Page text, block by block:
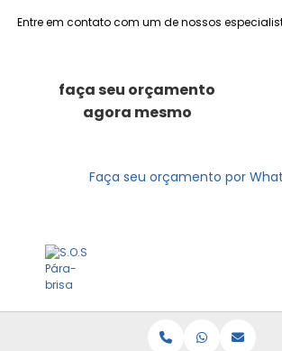
Entre em contato com um de nossos
faça seu orçamento
agora mesmo
Faça seu orçamento por